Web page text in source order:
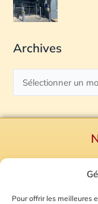
Pour offrir les meilleures
Archives
Mentions